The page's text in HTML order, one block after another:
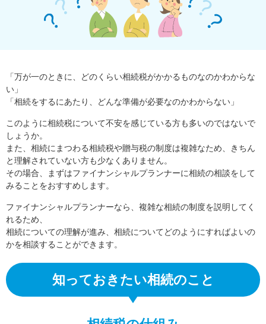
「万が一のときに、どのくらい相続税がかかるものなのかわからな
い」
「相続をするにあたり、どんな準備が必要なのかわからない」
このように相続税について不安を感じている方も多いのではないで
しょうか。
また、相続にまつわる相続税や贈与税の制度は複雑なため、きちん
と理解されていない方も少なくありません。
その場合、まずはファイナンシャルプランナーに相続の相談をして
みることをおすすめします。
ファイナンシャルプランナーなら、複雑な相続の制度を説明してく
れるため、
相続についての理解が進み、相続についてどのようにすればよいの
かを相談することができます。
知っておきたい相続のこと